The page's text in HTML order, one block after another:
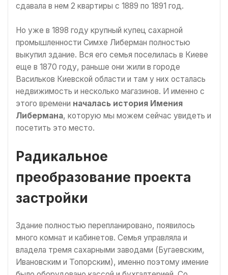
сдавала в нем 2 квартиры с 1889 по 1891 год.
Но уже в 1898 году крупный купец сахарной
промышленности Симхе Либерман полностью
выкупил здание. Вся его семья поселилась в Киеве
еще в 1870 году, раньше они жили в городе
Васильков Киевской области и там у них осталась
недвижимость и несколько магазинов. И именно с
этого времени началась история Имения
Либермана, которую мы можем сейчас увидеть и
посетить это место.
Радикальное
преобразование проекта
застройки
Здание полностью перепланировано, появилось
много комнат и кабинетов. Семья управляла и
владела тремя сахарными заводами (Бугаевским,
Ивановским и Топорским), именно поэтому имение